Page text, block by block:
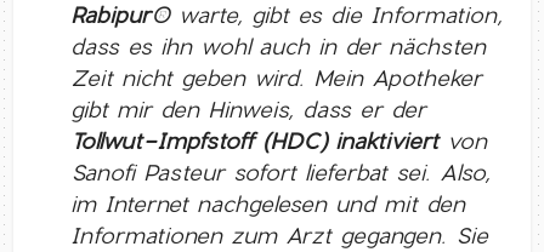
Rabipur®warte, gibt es die Information,
dass es ihn wohl auch in der nächsten
Zeit nicht geben wird. Mein Apotheker
gibt mir den Hinweis, dass er der
Tollwut-Impfstoff (HDC) inaktiviertvon
Sanofi Pasteur sofort lieferbat sei. Also,
im Internet nachgelesen und mit den
Informationen zum Arzt gegangen. Sie